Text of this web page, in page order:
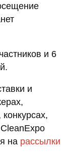
и 6
и
на рассылки